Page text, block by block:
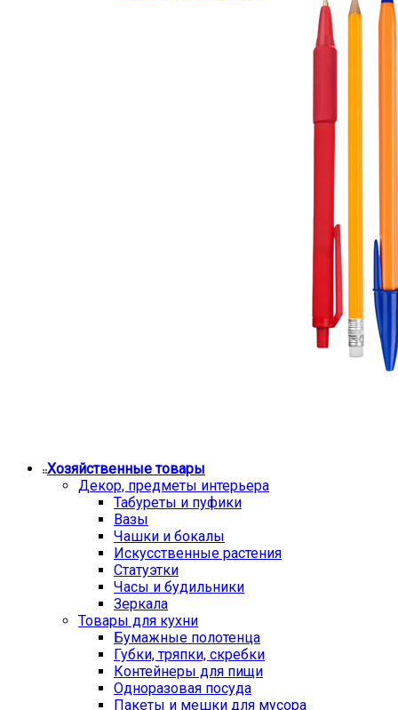
Хозяйственные товары
Декор, предметы интерьера
Табуреты и пуфики
Вазы
Чашки и бокалы
Искусственные растения
Статуэтки
Часы и будильники
Зеркала
Товары для кухни
Бумажные полотенца
Губки, тряпки, скребки
Контейнеры для пищи
Одноразовая посуда
Пакеты и мешки для мусора